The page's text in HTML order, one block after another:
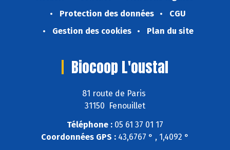
Protection des données
CGU
Gestion des cookies
Plan du site
Biocoop L'oustal
81 route de Paris
31150 Fenouillet
Téléphone : 05 61 37 01 17
Coordonnées GPS : 43,6767 ° , 1,4092 °